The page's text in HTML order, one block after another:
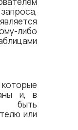
либо
и, в
быть
или